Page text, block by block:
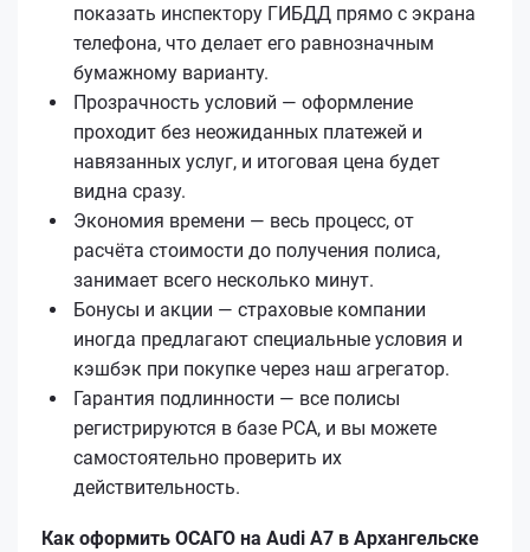
показать инспектору ГИБДД прямо с экрана
телефона, что делает его равнозначным
бумажному варианту.
Прозрачность условий — оформление
проходит без неожиданных платежей и
навязанных услуг, и итоговая цена будет
видна сразу.
Экономия времени — весь процесс, от
расчёта стоимости до получения полиса,
занимает всего несколько минут.
Бонусы и акции — страховые компании
иногда предлагают специальные условия и
кэшбэк при покупке через наш агрегатор.
Гарантия подлинности — все полисы
регистрируются в базе РСА, и вы можете
самостоятельно проверить их
действительность.
Как оформить ОСАГО на Audi A7 в Архангельске